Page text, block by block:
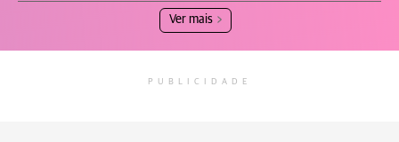
Ver mais
PUBLICIDADE